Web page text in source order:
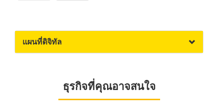
แผนที่ดิจิทัล
ธุรกิจที่คุณอาจสนใจ